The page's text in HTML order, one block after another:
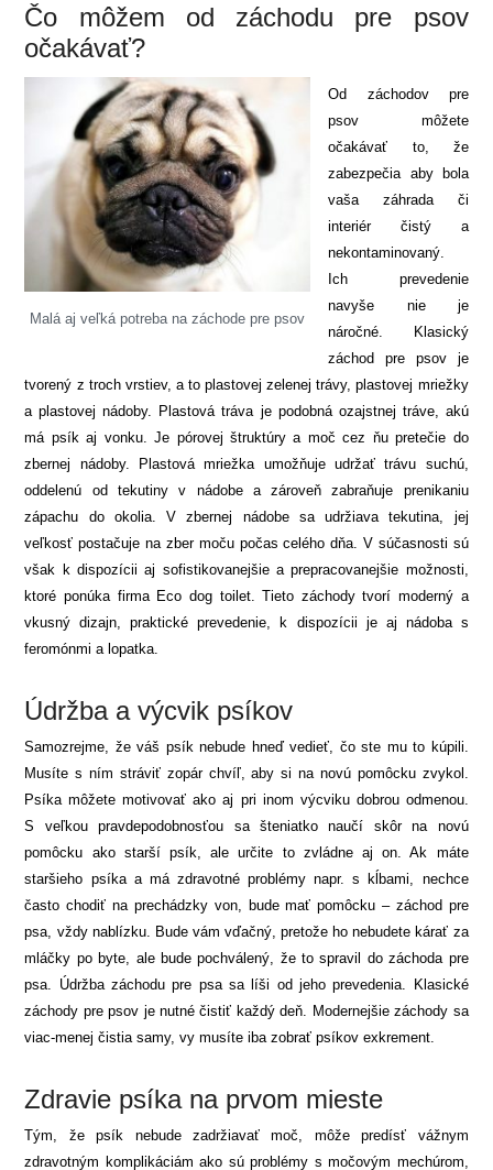
Čo môžem od záchodu pre psov
očakávať?
Malá aj veľká potreba na záchode pre psov
Od záchodov pre
psov môžete
očakávať to, že
zabezpečia aby bola
vaša záhrada či
interiér čistý a
nekontaminovaný.
Ich prevedenie
navyše nie je
náročné. Klasický
záchod pre psov je
tvorený z troch vrstiev, a to plastovej zelenej trávy, plastovej mriežky
a plastovej nádoby. Plastová tráva je podobná ozajstnej tráve, akú
má psík aj vonku. Je pórovej štruktúry a moč cez ňu pretečie do
zbernej nádoby. Plastová mriežka umožňuje udržať trávu suchú,
oddelenú od tekutiny v nádobe a zároveň zabraňuje prenikaniu
zápachu do okolia. V zbernej nádobe sa udržiava tekutina, jej
veľkosť postačuje na zber moču počas celého dňa. V súčasnosti sú
však k dispozícii aj sofistikovanejšie a prepracovanejšie možnosti,
ktoré ponúka firma Eco dog toilet. Tieto záchody tvorí moderný a
vkusný dizajn, praktické prevedenie, k dispozícii je aj nádoba s
feromónmi a lopatka.
Údržba a výcvik psíkov
Samozrejme, že váš psík nebude hneď vedieť, čo ste mu to kúpili.
Musíte s ním stráviť zopár chvíľ, aby si na novú pomôcku zvykol.
Psíka môžete motivovať ako aj pri inom výcviku dobrou odmenou.
S veľkou pravdepodobnosťou sa šteniatko naučí skôr na novú
pomôcku ako starší psík, ale určite to zvládne aj on. Ak máte
staršieho psíka a má zdravotné problémy napr. s kĺbami, nechce
často chodiť na prechádzky von, bude mať pomôcku – záchod pre
psa, vždy nablízku. Bude vám vďačný, pretože ho nebudete kárať za
mláčky po byte, ale bude pochválený, že to spravil do záchoda pre
psa. Údržba záchodu pre psa sa líši od jeho prevedenia. Klasické
záchody pre psov je nutné čistiť každý deň. Modernejšie záchody sa
viac-menej čistia samy, vy musíte iba zobrať psíkov exkrement.
Zdravie psíka na prvom mieste
Tým, že psík nebude zadržiavať moč, môže predísť vážnym
zdravotným komplikáciám ako sú problémy s močovým mechúrom,